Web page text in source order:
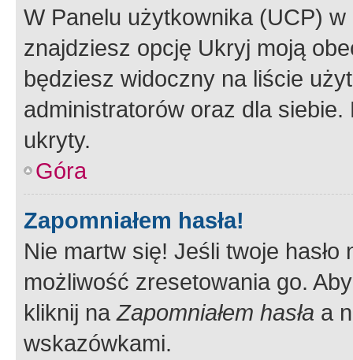
W Panelu użytkownika (UCP) w
znajdziesz opcję Ukryj moją
będziesz widoczny na liście
administratorów oraz dla
ukryty.
Góra
Zapomniałem hasła!
Nie martw się! Jeśli twoje
możliwość zresetowania go.
kliknij naZapomniałem hasła a
wskazówkami.